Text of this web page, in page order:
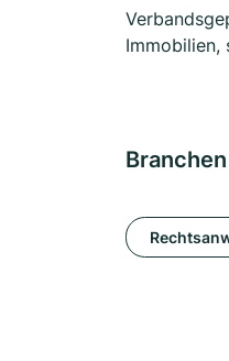
Immobilien,